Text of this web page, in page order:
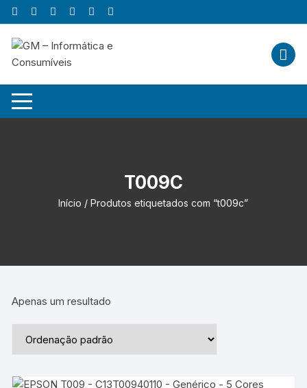
Skip
to
content
T009C
Início / Produtos etiquetados com “t009c”
Apenas um resultado